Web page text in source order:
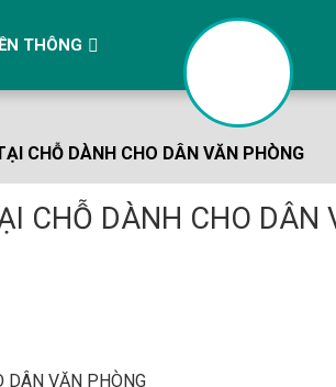
THÔNG
CHỖ DÀNH CHO DÂN VĂN PHÒNG
CHỖ DÀNH CHO DÂN
DÂN VĂN PHÒNG